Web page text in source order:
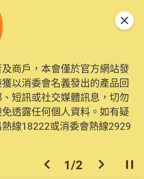
商戶，本會僅於官方網站發
以消委會名義發出的產品回
短訊或社交媒體訊息，切勿
透露任何個人資料。如有疑
線18222或消委會熱線2929
上一個
1/2 下一個開
關閉